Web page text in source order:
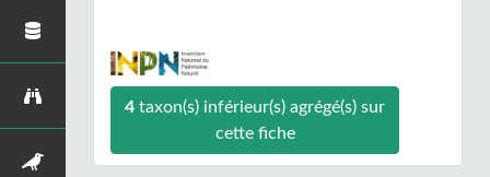
4taxon(s) inférieur(s) agrégé(s) sur
cette fiche